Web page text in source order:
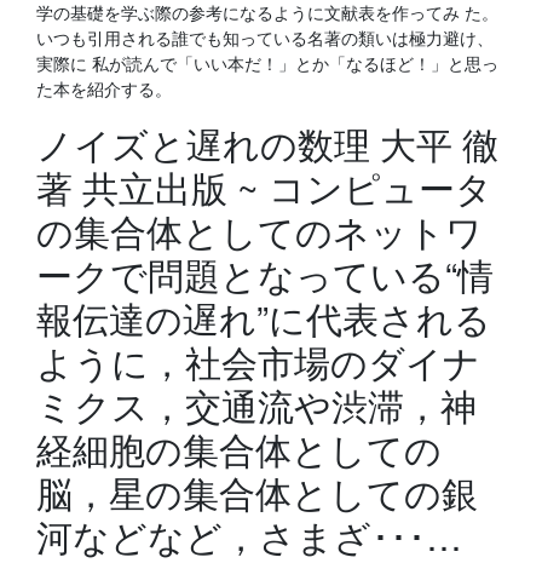
学の基礎を学ぶ際の参考になるように文献表を作ってみ た。
いつも引用される誰でも知っている名著の類いは極力避け、
実際に 私が読んで「いい本だ！」とか「なるほど！」と思っ
た本を紹介する。
ノイズと遅れの数理 大平 徹
著 共立出版 ~ コンピュータ
の集合体としてのネットワ
ークで問題となっている“情
報伝達の遅れ”に代表される
ように，社会市場のダイナ
ミクス，交通流や渋滞，神
経細胞の集合体としての
脳，星の集合体としての銀
河などなど，さまざ･･･…